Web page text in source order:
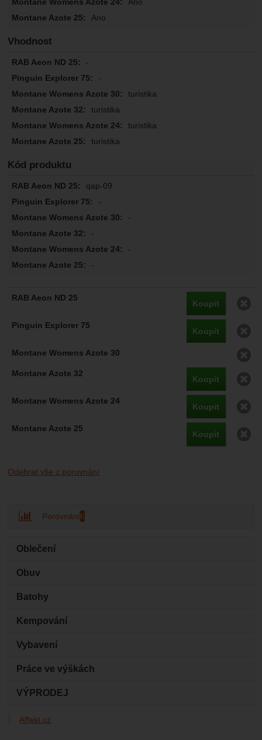
Ano
Ano
Vhodnost
-
-
turistika
turistika
turistika
turistika
Kód produktu
qap-09
-
-
-
-
-
Koupit
Koupit
Koupit
Koupit
Koupit
Odebrat vše z porovnání
Porovnání6
Oblečení
Obuv
Batohy
Kempování
Vybavení
Práce ve výškách
VÝPRODEJ
Affekt.cz